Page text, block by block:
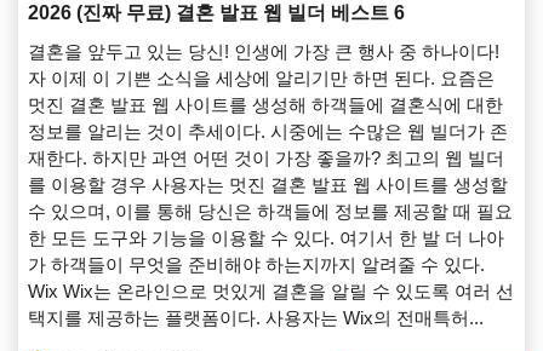
2026 (진짜 무료) 결혼 발표 웹 빌더 베스트 6
결혼을 앞두고 있는 당신! 인생에 가장 큰 행사 중 하나이다!
자 이제 이 기쁜 소식을 세상에 알리기만 하면 된다. 요즘은
멋진 결혼 발표 웹 사이트를 생성해 하객들에 결혼식에 대한
정보를 알리는 것이 추세이다. 시중에는 수많은 웹 빌더가 존
재한다. 하지만 과연 어떤 것이 가장 좋을까? 최고의 웹 빌더
를 이용할 경우 사용자는 멋진 결혼 발표 웹 사이트를 생성할
수 있으며, 이를 통해 당신은 하객들에 정보를 제공할 때 필요
한 모든 도구와 기능을 이용할 수 있다. 여기서 한 발 더 나아
가 하객들이 무엇을 준비해야 하는지까지 알려줄 수 있다.
Wix Wix는 온라인으로 멋있게 결혼을 알릴 수 있도록 여러 선
택지를 제공하는 플랫폼이다. 사용자는 Wix의 전매특허...